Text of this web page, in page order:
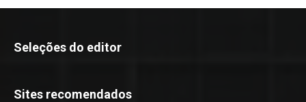
Seleções do editor
Sites recomendados